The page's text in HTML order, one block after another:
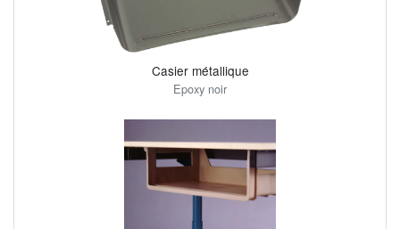
Casier métallique
Epoxy noir